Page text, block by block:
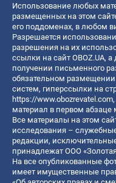
Использование любых
размещенных на этом
его поддоменах, в любом
Разрешается
разрешения на их
ссылки на сайт OBOZ.UA,
получении письменного
обязательном
систем, гиперссылки на
https://www.obozrevatel.com
материал в первом абзаце
Все материалы на этом
исследования –
редакции,
принадлежат ООО
На все опубликованные
имеет имущественные